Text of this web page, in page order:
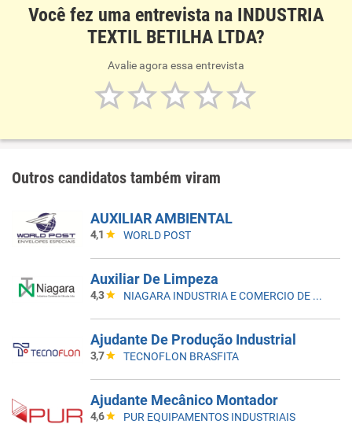
Você fez uma entrevista na INDUSTRIA
TEXTIL BETILHA LTDA?
Avalie agora essa entrevista
Outros candidatos também viram
AUXILIAR AMBIENTAL
4,1 WORLD POST
Auxiliar De Limpeza
4,3 NIAGARA INDUSTRIA E COMERCIO DE VALVULAS LTDA
Ajudante De Produção Industrial
3,7 TECNOFLON BRASFITA
Ajudante Mecânico Montador
4,6 PUR EQUIPAMENTOS INDUSTRIAIS